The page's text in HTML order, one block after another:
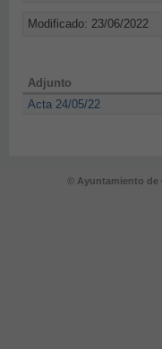
Modificado: 23/06/2022
Adjunto
Acta 24/05/22
© Ayuntamiento de